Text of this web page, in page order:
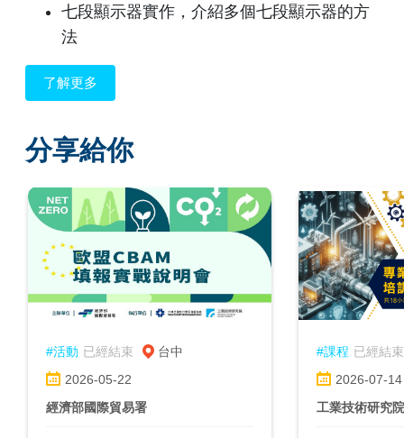
七段顯示器實作，介紹多個七段顯示器的方
法
了解更多
分享給你
#活動 已經結束
台中
2026-05-22
經濟部國際貿易署
#課程 已經結束
2026-07-
工業技術研究